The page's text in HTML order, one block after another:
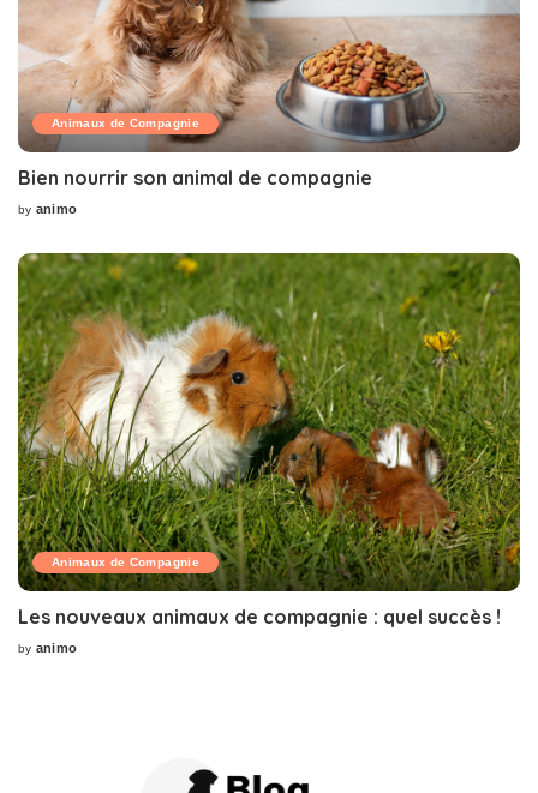
Animaux de Compagnie
Bien nourrir son animal de compagnie
Posted
by animo
Animaux de Compagnie
Les nouveaux animaux de compagnie : quel succès !
Posted
by animo